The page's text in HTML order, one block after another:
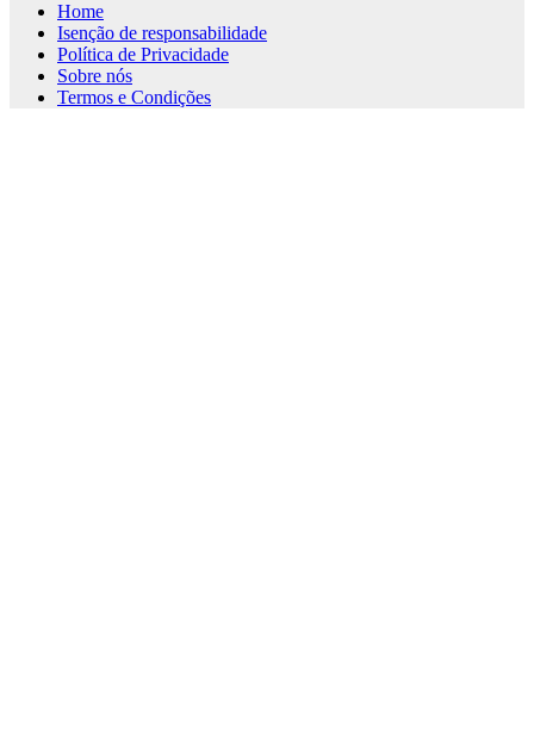
Home
Isenção de responsabilidade
Política de Privacidade
Sobre nós
Termos e Condições